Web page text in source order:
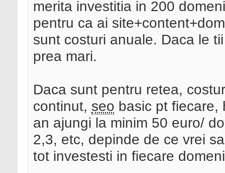
merita investitia in 200
pentru ca ai
sunt costuri anuale. Daca le
prea mari.
Daca sunt pentru retea,
continut, seo basic pt fiecare,
an ajungi la minim 50 euro/
2,3, etc, depinde de ce vrei
tot investesti in fiecare